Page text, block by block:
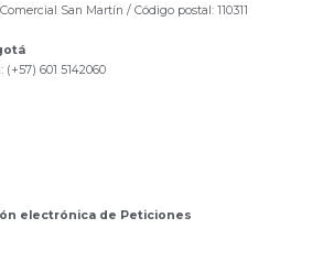
San Martín / Código postal: 110311
601 5142060
electrónica de Peticiones